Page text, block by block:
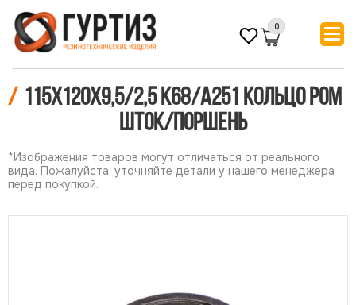
0
/ 115х120х9,5/2,5 К68/А251 Кольцо POM
шток/поршень
*Изображения товаров могут отличаться от реального
вида. Пожалуйста, уточняйте детали у нашего менеджера
перед покупкой.